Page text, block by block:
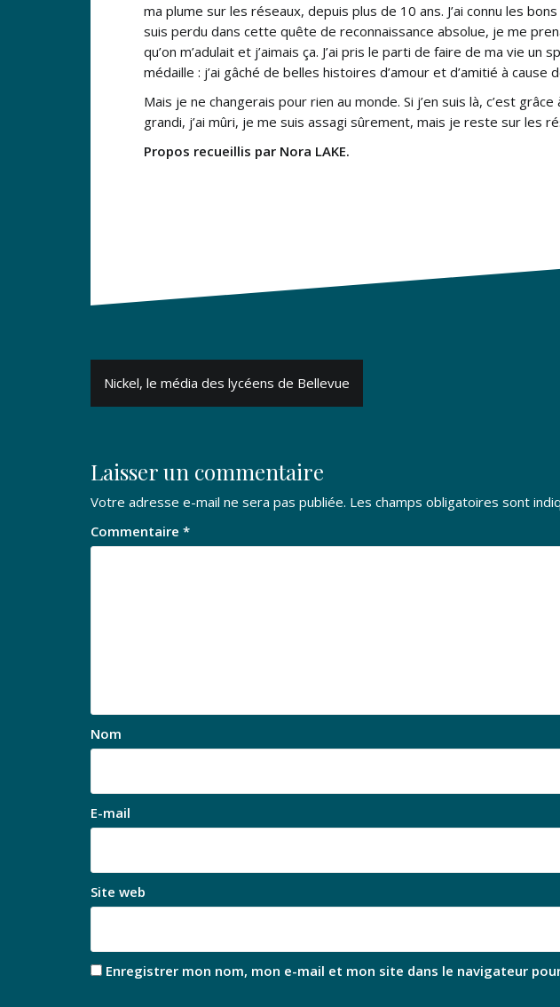
ma plume sur les réseaux, depuis plus de 10 ans. J’ai connu les
suis perdu dans cette quête de reconnaissance absolue, je me
qu’on m’adulait et j’aimais ça. J’ai pris le parti de faire de ma vie
médaille : j’ai gâché de belles histoires d’amour et d’amitié à cause
Mais je ne changerais pour rien au monde. Si j’en suis là, c’est
grandi, j’ai mûri, je me suis assagi sûrement, mais je reste sur les
Propos recueillis par Nora LAKE.
Navigation
de
Nickel, le média des lycéens de Bellevue
Laisser un commentaire
Votre adresse e-mail ne sera pas publiée. Les champs obligatoires sont
Commentaire *
Nom
E-mail
Site web
Enregistrer mon nom, mon e-mail et mon site dans le navigateur